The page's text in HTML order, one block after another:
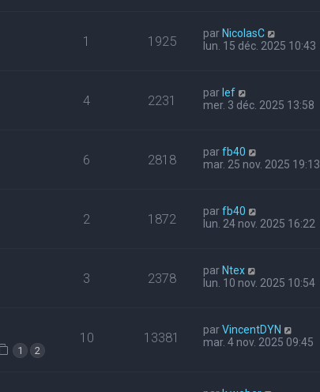
1 1925 par NicolasC
lun. 15 déc. 2025 10:43
4 2231 par lef
mer. 3 déc. 2025 13:58
6 2818 parfb40
mar. 25 nov. 2025 19:13
2 1872 parfb40
lun. 24 nov. 2025 16:22
3 2378 par Ntex
lun. 10 nov. 2025 10:54
1 2
10 13381 parVincentDYN
mar. 4 nov. 2025 09:45